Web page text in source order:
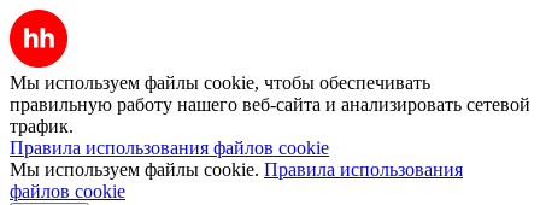
Мы используем файлы cookie, чтобы обеспечивать
правильную работу нашего веб-сайта и анализировать сетевой
трафик.
Правила использования файлов cookie
Мы используем файлы cookie. Правила использования
файлов cookie